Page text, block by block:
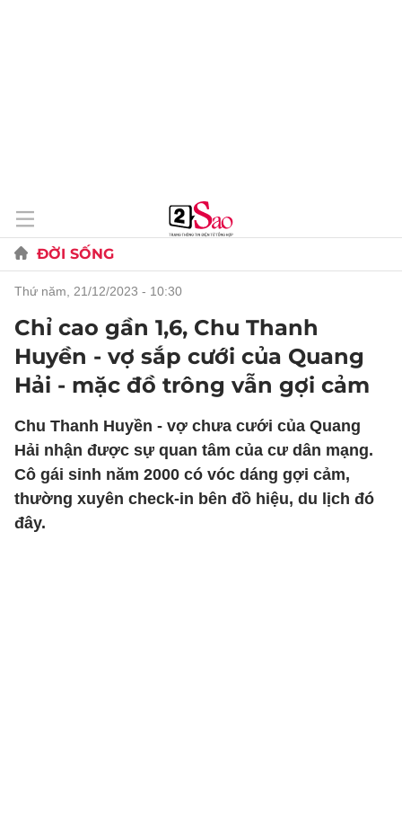
ĐỜI SỐNG
thứ năm, 21/12/2023 - 10:30
Chỉ cao gần 1,6, Chu Thanh
Huyền - vợ sắp cưới của Quang
Hải - mặc đồ trông vẫn gợi cảm
Chu Thanh Huyền - vợ chưa cưới của Quang
Hải nhận được sự quan tâm của cư dân mạng.
Cô gái sinh năm 2000 có vóc dáng gợi cảm,
thường xuyên check-in bên đồ hiệu, du lịch đó
đây.